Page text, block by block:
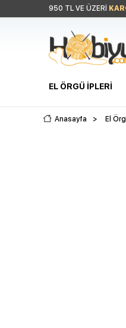
950 TL VE ÜZERİ
EL ÖRGÜ İPLERI
Anasayfa > El